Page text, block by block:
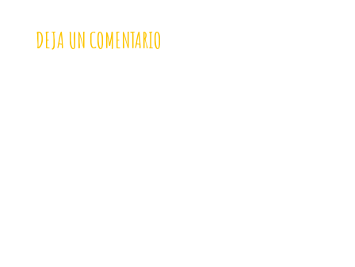
DEJA UN COMENTARIO